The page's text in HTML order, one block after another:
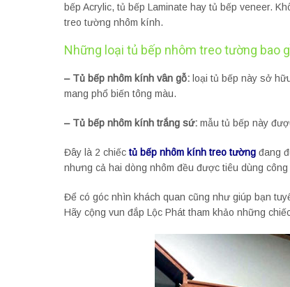
bếp Acrylic, tủ bếp Laminate hay tủ bếp veneer.
treo tường nhôm kính.
Những loại tủ bếp nhôm treo tường bao
– Tủ bếp nhôm kính vân gỗ: loại tủ bếp này sở
mang phổ biến tông màu.
– Tủ bếp nhôm kính trắng sứ: mẫu tủ bếp này
Đây là 2 chiếc tủ bếp nhôm kính treo tường đang
nhưng cả hai dòng nhôm đều được tiêu dùng
Để có góc nhìn khách quan cũng như giúp bạn
Hãy cộng vun đắp Lộc Phát tham khảo những